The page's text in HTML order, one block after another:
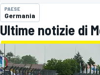
PAESE
Germania
Ultime notizie di